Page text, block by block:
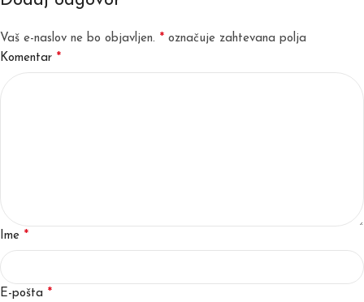
Vaš e-naslov ne bo objavljen. * označuje zahtevana polja
Komentar *
Ime *
E-pošta *